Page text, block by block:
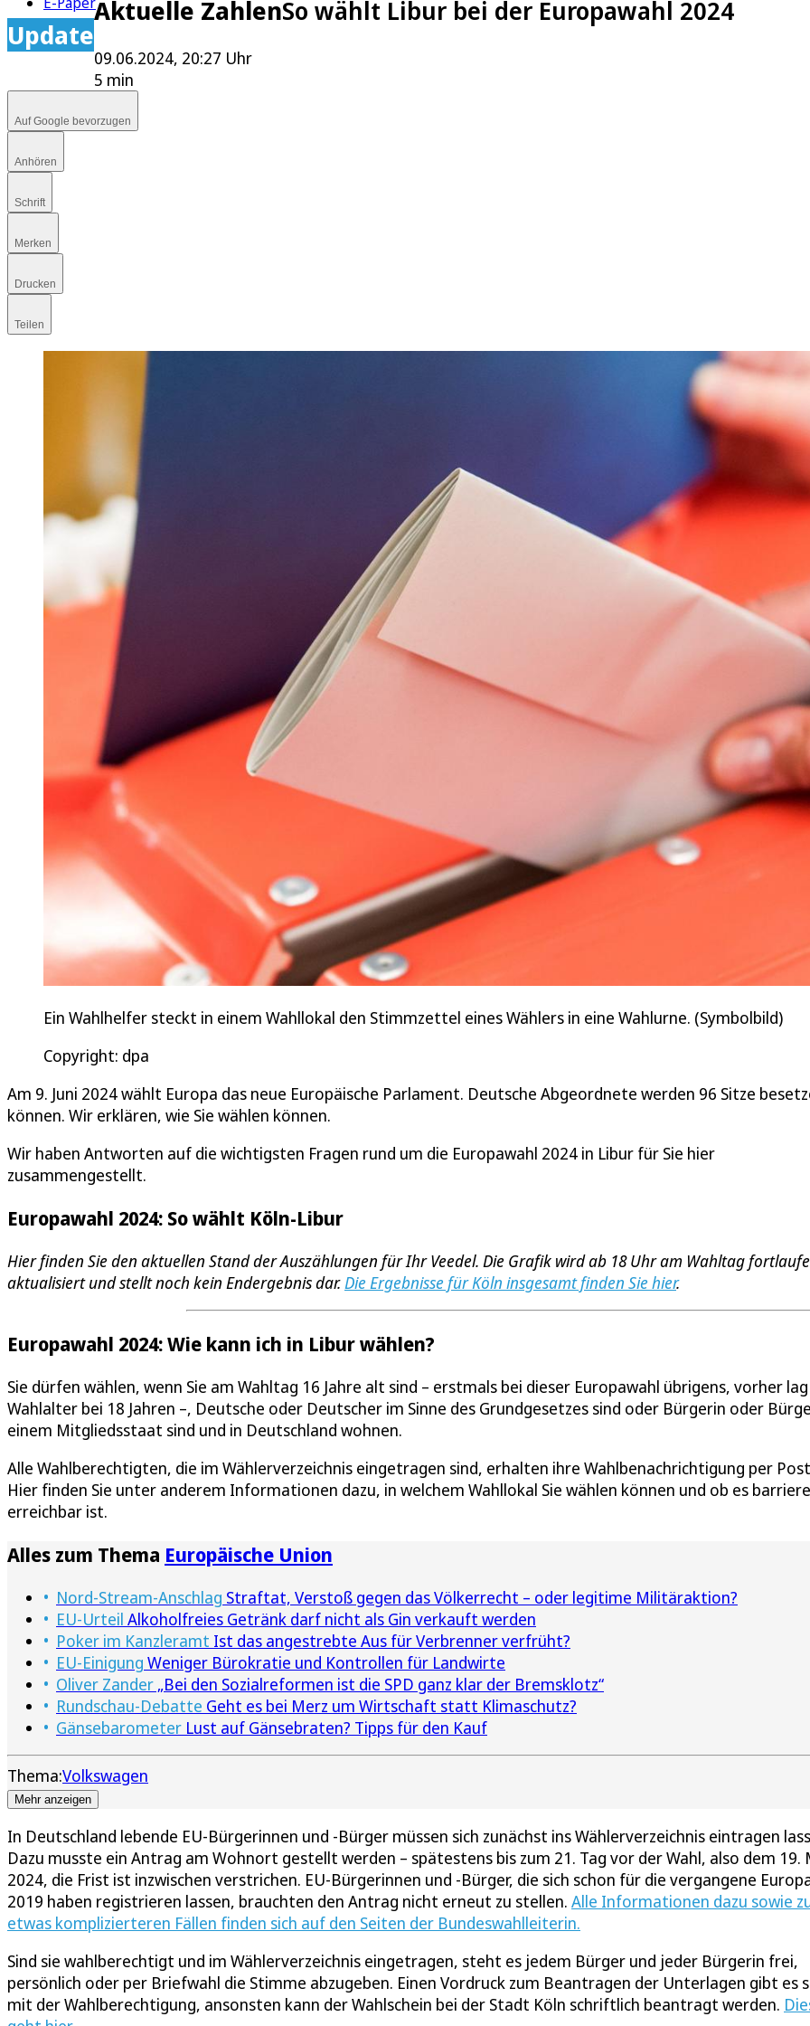
Update
Aktuelle ZahlenSo wählt Libur bei der Europawahl 2024
09.06.2024, 20:27 Uhr
5 min
Auf Google bevorzugen
Anhören
Schrift
Merken
Drucken
Teilen
Ein Wahlhelfer steckt in einem Wahllokal den Stimmzettel eines Wählers in eine Wahlurne. (Symbolbild)
Copyright: dpa
Am 9. Juni 2024 wählt Europa das neue Europäische Parlament. Deutsche Abgeordnete werden 96 Sitze
können. Wir erklären, wie Sie wählen können.
Wir haben Antworten auf die wichtigsten Fragen rund um die Europawahl 2024 in Libur für Sie hier
zusammengestellt.
Europawahl 2024: So wählt Köln-Libur
Hier finden Sie den aktuellen Stand der Auszählungen für Ihr Veedel. Die Grafik wird ab 18 Uhr am Wahltag
aktualisiert und stellt noch kein Endergebnis dar.Die Ergebnisse für Köln insgesamt finden Sie hier.
Europawahl 2024: Wie kann ich in Libur wählen?
Sie dürfen wählen, wenn Sie am Wahltag 16 Jahre alt sind – erstmals bei dieser Europawahl übrigens, vorher
Wahlalter bei 18 Jahren –, Deutsche oder Deutscher im Sinne des Grundgesetzes sind oder Bürgerin oder
einem Mitgliedsstaat sind und in Deutschland wohnen.
Alle Wahlberechtigten, die im Wählerverzeichnis eingetragen sind, erhalten ihre Wahlbenachrichtigung per
Hier finden Sie unter anderem Informationen dazu, in welchem Wahllokal Sie wählen können und ob es
erreichbar ist.
Alles zum Thema Europäische Union
Nord-Stream-Anschlag Straftat, Verstoß gegen das Völkerrecht – oder legitime Militäraktion?
EU-Urteil Alkoholfreies Getränk darf nicht als Gin verkauft werden
Poker im Kanzleramt Ist das angestrebte Aus für Verbrenner verfrüht?
EU-Einigung Weniger Bürokratie und Kontrollen für Landwirte
Oliver Zander „Bei den Sozialreformen ist die SPD ganz klar der Bremsklotz“
Rundschau-Debatte Geht es bei Merz um Wirtschaft statt Klimaschutz?
Gänsebarometer Lust auf Gänsebraten? Tipps für den Kauf
Thema:Volkswagen
Mehr anzeigen
In Deutschland lebende EU-Bürgerinnen und -Bürger müssen sich zunächst ins Wählerverzeichnis eintragen
Dazu musste ein Antrag am Wohnort gestellt werden – spätestens bis zum 21. Tag vor der Wahl, also dem 19.
2024, die Frist ist inzwischen verstrichen. EU-Bürgerinnen und -Bürger, die sich schon für die vergangene
2019 haben registrieren lassen, brauchten den Antrag nicht erneut zu stellen. Alle Informationen dazu sowie
etwas komplizierteren Fällen finden sich auf den Seiten der Bundeswahlleiterin.
Sind sie wahlberechtigt und im Wählerverzeichnis eingetragen, steht es jedem Bürger und jeder Bürgerin frei,
persönlich oder per Briefwahl die Stimme abzugeben. Einen Vordruck zum Beantragen der Unterlagen gibt es
mit der Wahlberechtigung, ansonsten kann der Wahlschein bei der Stadt Köln schriftlich beantragt werden.